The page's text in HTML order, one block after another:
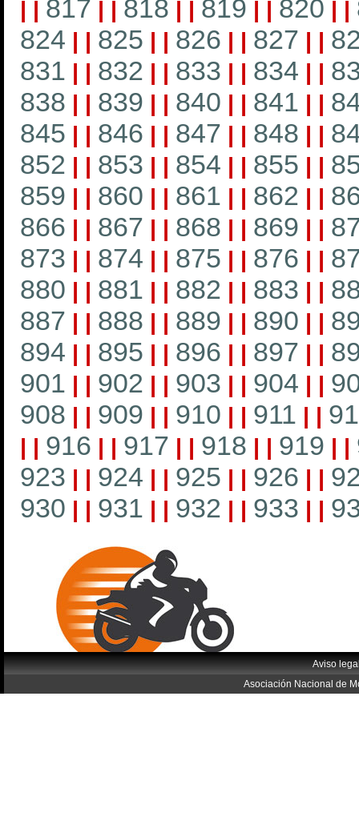
| | 817 | | 818 | | 819 | | 820 | |
824 | | 825 | | 826 | | 827 | |
831 | | 832 | | 833 | | 834 | |
838 | | 839 | | 840 | | 841 | |
845 | | 846 | | 847 | | 848 | |
852 | | 853 | | 854 | | 855 | |
859 | | 860 | | 861 | | 862 | |
866 | | 867 | | 868 | | 869 | |
873 | | 874 | | 875 | | 876 | |
880 | | 881 | | 882 | | 883 | |
887 | | 888 | | 889 | | 890 | |
894 | | 895 | | 896 | | 897 | |
901 | | 902 | | 903 | | 904 | |
908 | | 909 | | 910 | | 911 | |
| | 916 | | 917 | | 918 | | 919 | |
923 | | 924 | | 925 | | 926 | |
930 | | 931 | | 932 | | 933 | |
Aviso
Asociación Nacional de